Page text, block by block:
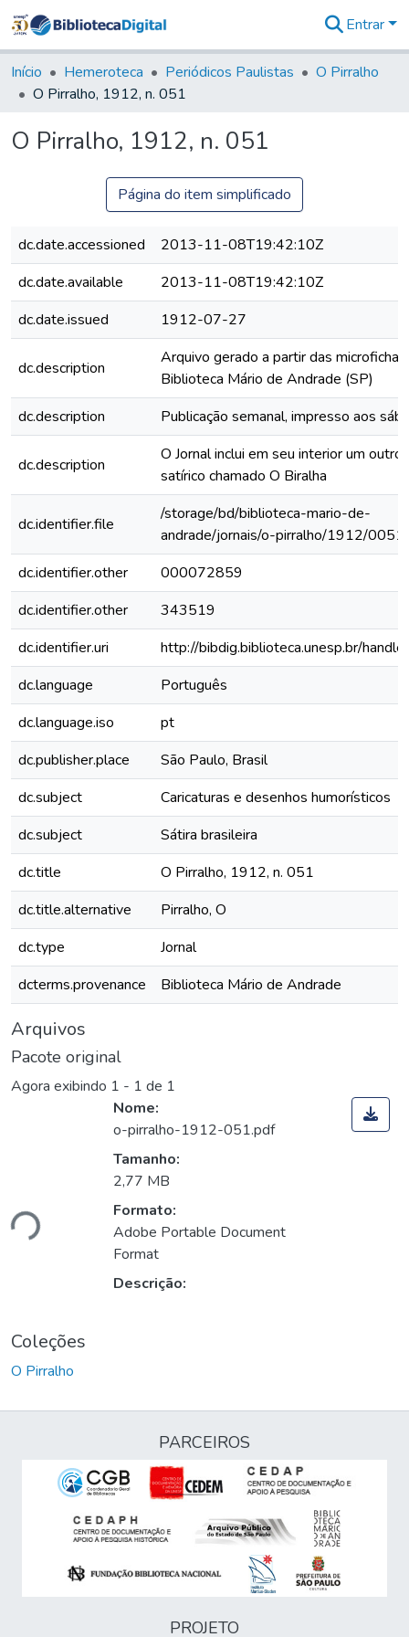
&
Coleções
Tudo na
Digital
Entrar
Início Hemeroteca Periódicos Paulistas
O Pirralho
O Pirralho, 1912, n. 051
O Pirralho, 1912, n. 051
Página do item simplificado
dc.date.accessioned
2013-11-08T19:42:10Z
dc.date.available
2013-11-08T19:42:10Z
dc.date.issued
1912-07-27
dc.description
Arquivo gerado a partir das
Biblioteca Mário de Andrade (SP)
dc.description
Publicação semanal, impresso aos
dc.description
O Jornal inclui em seu interior um outro
satírico chamado O Biralha
dc.identifier.file
/storage/bd/biblioteca-mario-de-
andrade/jornais/o-pirralho/1912/0051
dc.identifier.other
000072859
dc.identifier.other
343519
dc.identifier.uri
http://bibdig.biblioteca.unesp.br/
dc.language
Português
dc.language.iso
pt
dc.publisher.place
São Paulo, Brasil
dc.subject
Caricaturas e desenhos humorísticos
dc.subject
Sátira brasileira
dc.title
O Pirralho, 1912, n. 051
dc.title.alternative
Pirralho, O
dc.type
Jornal
dcterms.provenance
Biblioteca Mário de Andrade
Arquivos
Pacote original
Agora exibindo 1 - 1 de 1
Nome:
o-pirralho-1912-051.pdf
Tamanho:
2,77 MB
Formato:
Adobe Portable Document
Format
Descrição:
Coleções
O Pirralho
PARCEIROS
PROJETO